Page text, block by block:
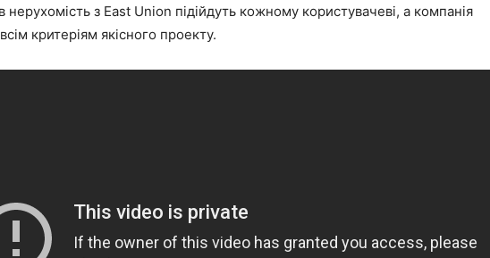
в нерухомість з East Union підійдуть кожному користувачеві, а компанія
критеріям якісного проекту.